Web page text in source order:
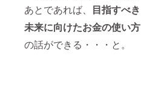
あとであれば、 目指すべき
未来に向けたお金の使い方
の話ができる・・・と。